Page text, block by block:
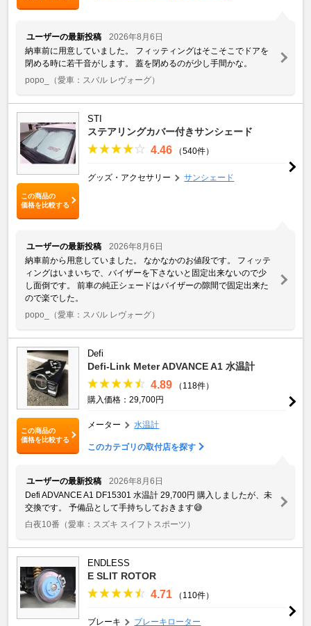
ユーザーの最新投稿
2026年8月6日
納車前に用意していました。 フィッティングはそこそこでドアを
閉める時に若干音がします。 蓋を閉めるのが少し手間かな。
popo_
（愛車：スバル レヴォーグ）
この商品の
価格を比較する
STI
ステアリングカバー付きサンシェード
4.46 （540件）
グッズ・アクセサリー サンシェード
ユーザーの最新投稿
2026年8月6日
納車前から用意していました。 なかなかのお値段です。 フィッテ
ィングはいまいちで、バイザーを下さないと固定出来ないので少
し面倒です。 前車の純正シェードはバイザーの隙間で固定出来た
ので楽でした。
popo_
（愛車：スバル レヴォーグ）
この商品の
価格を比較する
Defi
Defi-Link Meter ADVANCE A1 水温計
4.89
（118件）
購入価格：29,700円
メーター 水温計
このカテゴリの取付店を探す
ユーザーの最新投稿
2026年8月6日
Defi ADVANCE A1 DF15301 水温計 29,700円 購入しましたが、未
交換です。 予備品として手持ちしておきます😅
白夜10番 （愛車：スズキ スイフトスポーツ）
ENDLESS
E SLIT ROTOR
4.71 （110件）
ブレーキ ブレーキローター